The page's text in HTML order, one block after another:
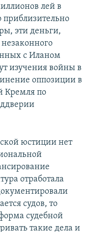
лей в
приблизительно
эти деньги,
с Иланом
изучения войны в
оппозиции в
Кремля по
юстиции нет
отработала
судов, то
судебной
такие дела и